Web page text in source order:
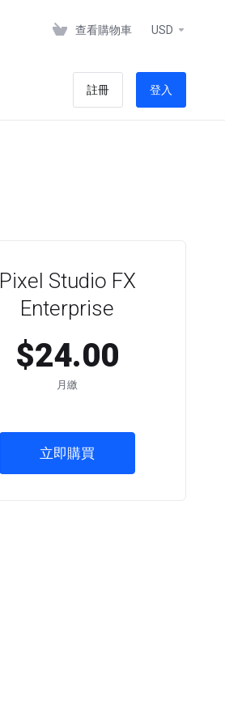
查看購物車 USD
註冊 登入
Pixel Studio FX
Enterprise
$24.00
月繳
立即購買